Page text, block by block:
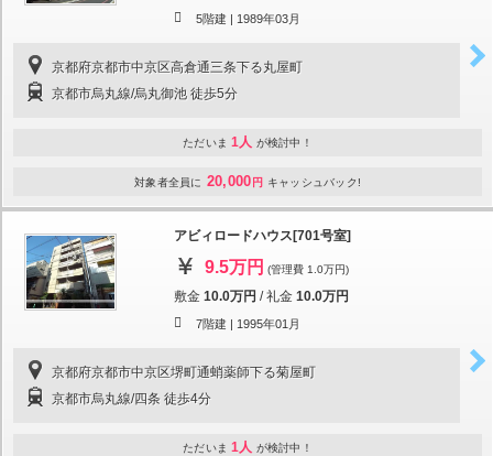
5階建 | 1989年03月
京都府京都市中京区高倉通三条下る丸屋町
京都市烏丸線/烏丸御池 徒歩5分
ただいま 1人 が検討中！
対象者全員に 20,000 円 キャッシュバック!
アビィロードハウス[701号室]
9.5万円 (管理費 1.0万円)
敷金 10.0万円 /礼金 10.0万円
7階建 | 1995年01月
京都府京都市中京区堺町通蛸薬師下る菊屋町
京都市烏丸線/四条 徒歩4分
ただいま 1人 が検討中！